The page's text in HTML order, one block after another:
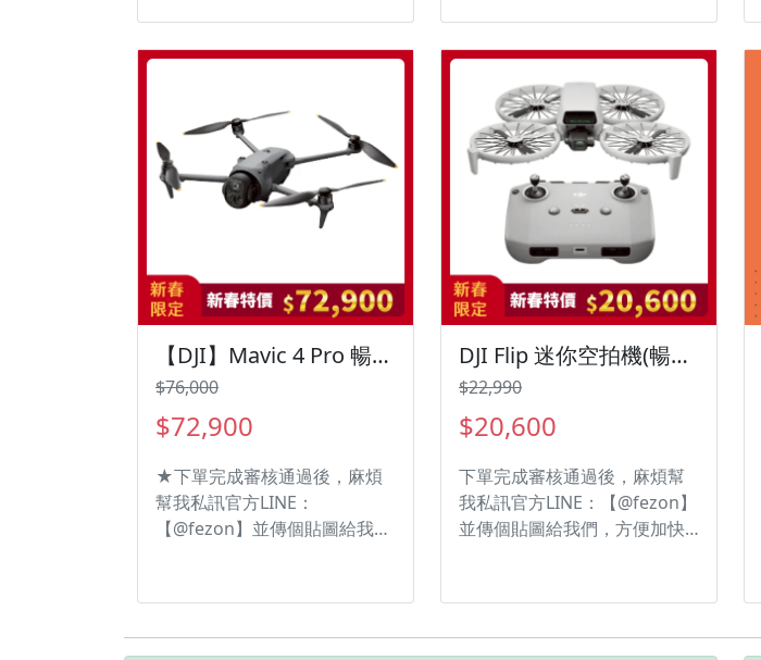
控制 ✅可搭配智慧追蹤模組
【DJI】Mavic 4 Pro 暢飛套裝
$76,000
$72,900
★下單完成審核通過後，麻煩
幫我私訊官方LINE：
【@fezon】並傳個貼圖給我
6K/60fps HDR影片。 ✅ 大底
雙長焦相機，高品質影像，覆
DJI Flip 迷你空拍機(暢飛套裝)
$22,990
$20,600
下單完成審核通過後，麻煩幫
我私訊官方LINE：【@fezon】
並傳個貼圖給我們，方便加快
疊槳保設計